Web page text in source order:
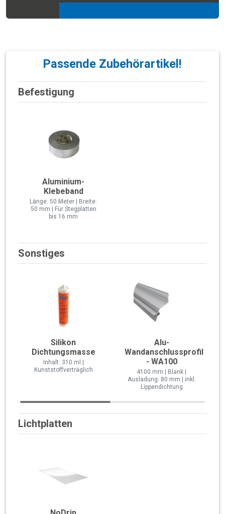
Passende Zubehörartikel!
Befestigung
Aluminium-
Klebeband
Länge: 50 Meter | Breite:
50 mm | Für Stegplatten
bis 16 mm
Sonstiges
Silikon
Dichtungsmasse
Inhalt: 310 ml |
Kunststoffverträglich
Alu-
Wandanschlussprofil
- WA100
4100 mm | Blank |
Ausladung: 80 mm | inkl.
Lippendichtung
Lichtplatten